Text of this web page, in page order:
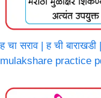
ह चा सराव | ह ची
mulakshare practice